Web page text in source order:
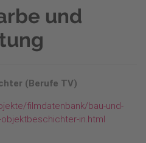
und
(Berufe TV)
filmdatenbank/bau-und-
in.html